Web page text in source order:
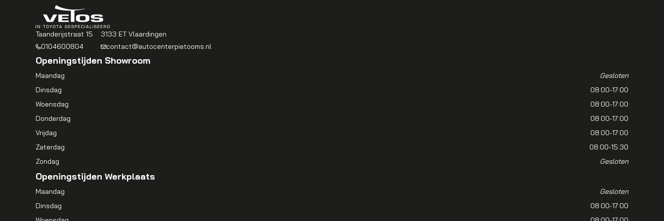
Taanderijstraat 15
3133 ET Vlaardingen
0104600804
contact@autocenterpietooms.nl
Openingstijden Showroom
Maandag
Gesloten
Dinsdag
08:00-17:00
Woensdag
08:00-17:00
Donderdag
08:00-17:00
Vrijdag
08:00-17:00
Zaterdag
08:00-15:30
Zondag
Gesloten
Openingstijden Werkplaats
Maandag
Gesloten
Dinsdag
08:00-17:00